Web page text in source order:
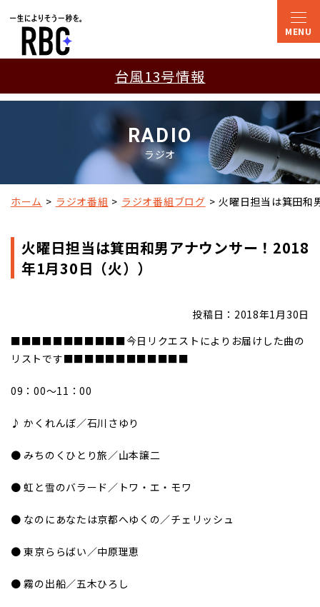
台風13号情報
RADIO
ラジオ
ホーム ラジオ番組 ラジオ番組ブログ 火曜日担当は箕田和
火曜日担当は箕田和男アナウンサー！2018
年1月30日（火））
投稿日：2018年1月30日
■■■■■■■■■■■今日リクエストによりお届けした曲の
リストです■■■■■■■■■■■■
09：00～11：00
♪ かくれんぼ／石川さゆり
● みちのくひとり旅／山本譲二
● 虹と雪のバラード／トワ・エ・モワ
● なのにあなたは京都へゆくの／チェリッシュ
● 東京ららばい／中原理恵
● 霧の出船／五木ひろし